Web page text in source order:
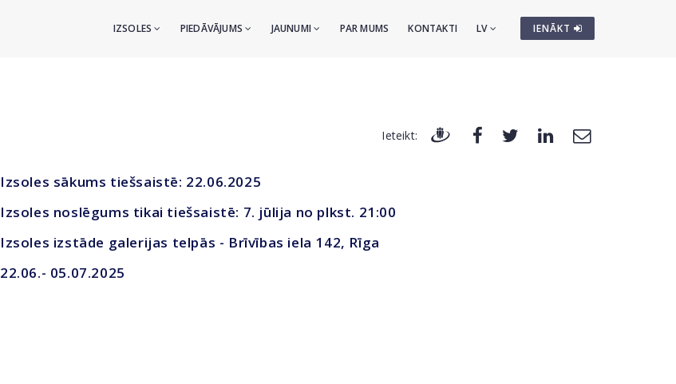
IENĀKT
IZSOLES PIEDĀVĀJUMS JAUNUMI PAR MUMS KONTAKTI LV
Ieteikt:
Izsoles sākums tiešsaistē: 22.06.2025
Izsoles noslēgums tikai tiešsaistē: 7. jūlija no plkst. 21:00
Izsoles izstāde galerijas telpās - Brīvības iela 142, Rīga
22.06.- 05.07.2025